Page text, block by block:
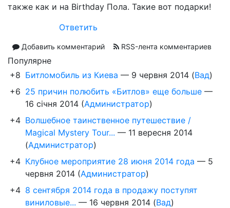
также как и на Birthday Пола. Такие вот подарки!
Ответить
Добавить комментарий RSS-лента комментариев
Популярне
+8 Битломобиль из Киева — 9 червня 2014 (Вад)
+6 25 причин полюбить «Битлов» еще больше —
16 січня 2014 (Администратор)
+4 Волшебное таинственное путешествие /
Magical Mystery Tour... — 11 вересня 2014
(Администратор)
+4 Клубное мероприятие 28 июня 2014 года — 5
червня 2014 (Администратор)
+4 8 сентября 2014 года в продажу поступят
виниловые... — 16 червня 2014 (Вад)